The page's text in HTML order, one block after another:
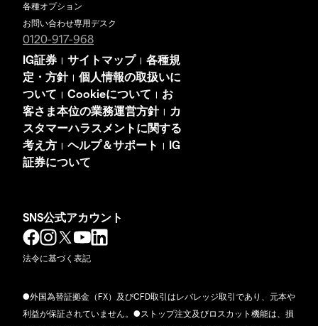
各種オプション
お問い合わせ専用デスク
0120-917-968
IG証券 | サイトマップ | 各種規
定・方針| 個人情報の取扱いに
ついて | Cookieについて | お
客さま本位の業務運営方針|
カ
スタマーハラスメントに関する
考え方 | ヘルプ＆サポート | IG
証券について
SNS公式アカウント
法令に基づく表記
●外国為替証拠金（FX）及びCFD取引はレバレッジ取引であり、元本や
利益が保証されていません。●ストップ注文及びロスカット機能は、損